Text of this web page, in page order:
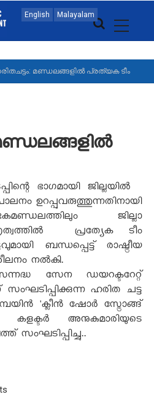
English Malayalam
MAIN
NAVIGATION
MALAYALAM
മണ്ഡലങ്ങളിൽ പ്രത്യക ടീം
ഭാഗമായി ജില്ലയിൽ
ഉറപ്പുവരുത്തുന്നതിനായി
ജില്ലാ
പ്രത്യേക ടീം
ബന്ധപ്പെട്ട് രാഷ്ട്രീയ
നൽകി.
സേന ഡയറക്ടറേറ്റ്
ഹരിത ചട്ട
'ക്ലീൻ ഷോർ സ്ട്രോങ്ങ്
കളക്ടർ അനുകുമാരിയുടെ
സംഘടിപ്പിച്ചു..